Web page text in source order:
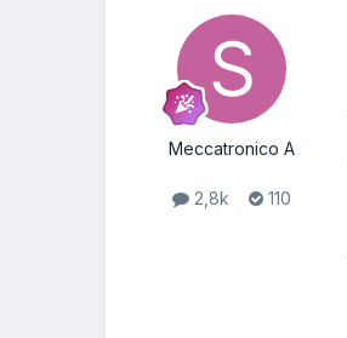
Meccatronico A
2,8k 110